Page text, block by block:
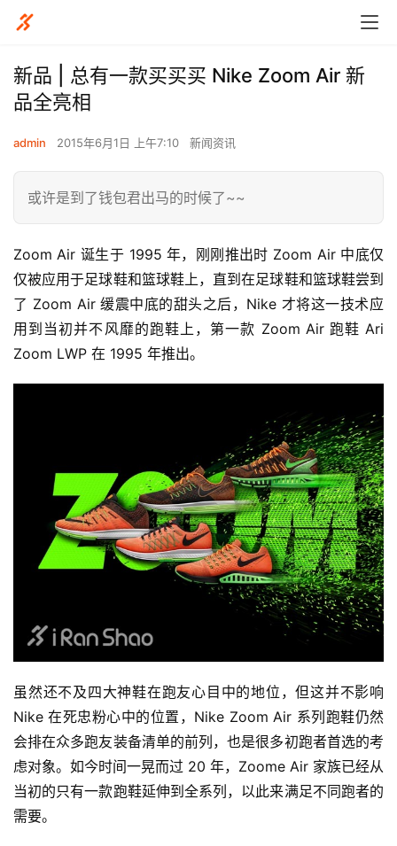
新品 | 总有一款买买买 Nike Zoom Air 新
品全亮相
admin 2015年6月1日 上午7:10 新闻资讯
或许是到了钱包君出马的时候了~~
Zoom Air 诞生于 1995 年，刚刚推出时 Zoom Air 中底仅
仅被应用于足球鞋和篮球鞋上，直到在足球鞋和篮球鞋尝到
了 Zoom Air 缓震中底的甜头之后，Nike 才将这一技术应
用到当初并不风靡的跑鞋上，第一款 Zoom Air 跑鞋 Ari
Zoom LWP 在 1995 年推出。
虽然还不及四大神鞋在跑友心目中的地位，但这并不影响
Nike 在死忠粉心中的位置，Nike Zoom Air 系列跑鞋仍然
会排在众多跑友装备清单的前列，也是很多初跑者首选的考
虑对象。如今时间一晃而过 20 年，Zoome Air 家族已经从
当初的只有一款跑鞋延伸到全系列，以此来满足不同跑者的
需要。